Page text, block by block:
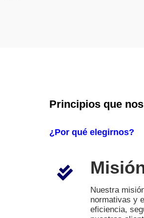
Principios que
¿Por qué elegirnos?
Nuestra
normativas y
eficiencia,